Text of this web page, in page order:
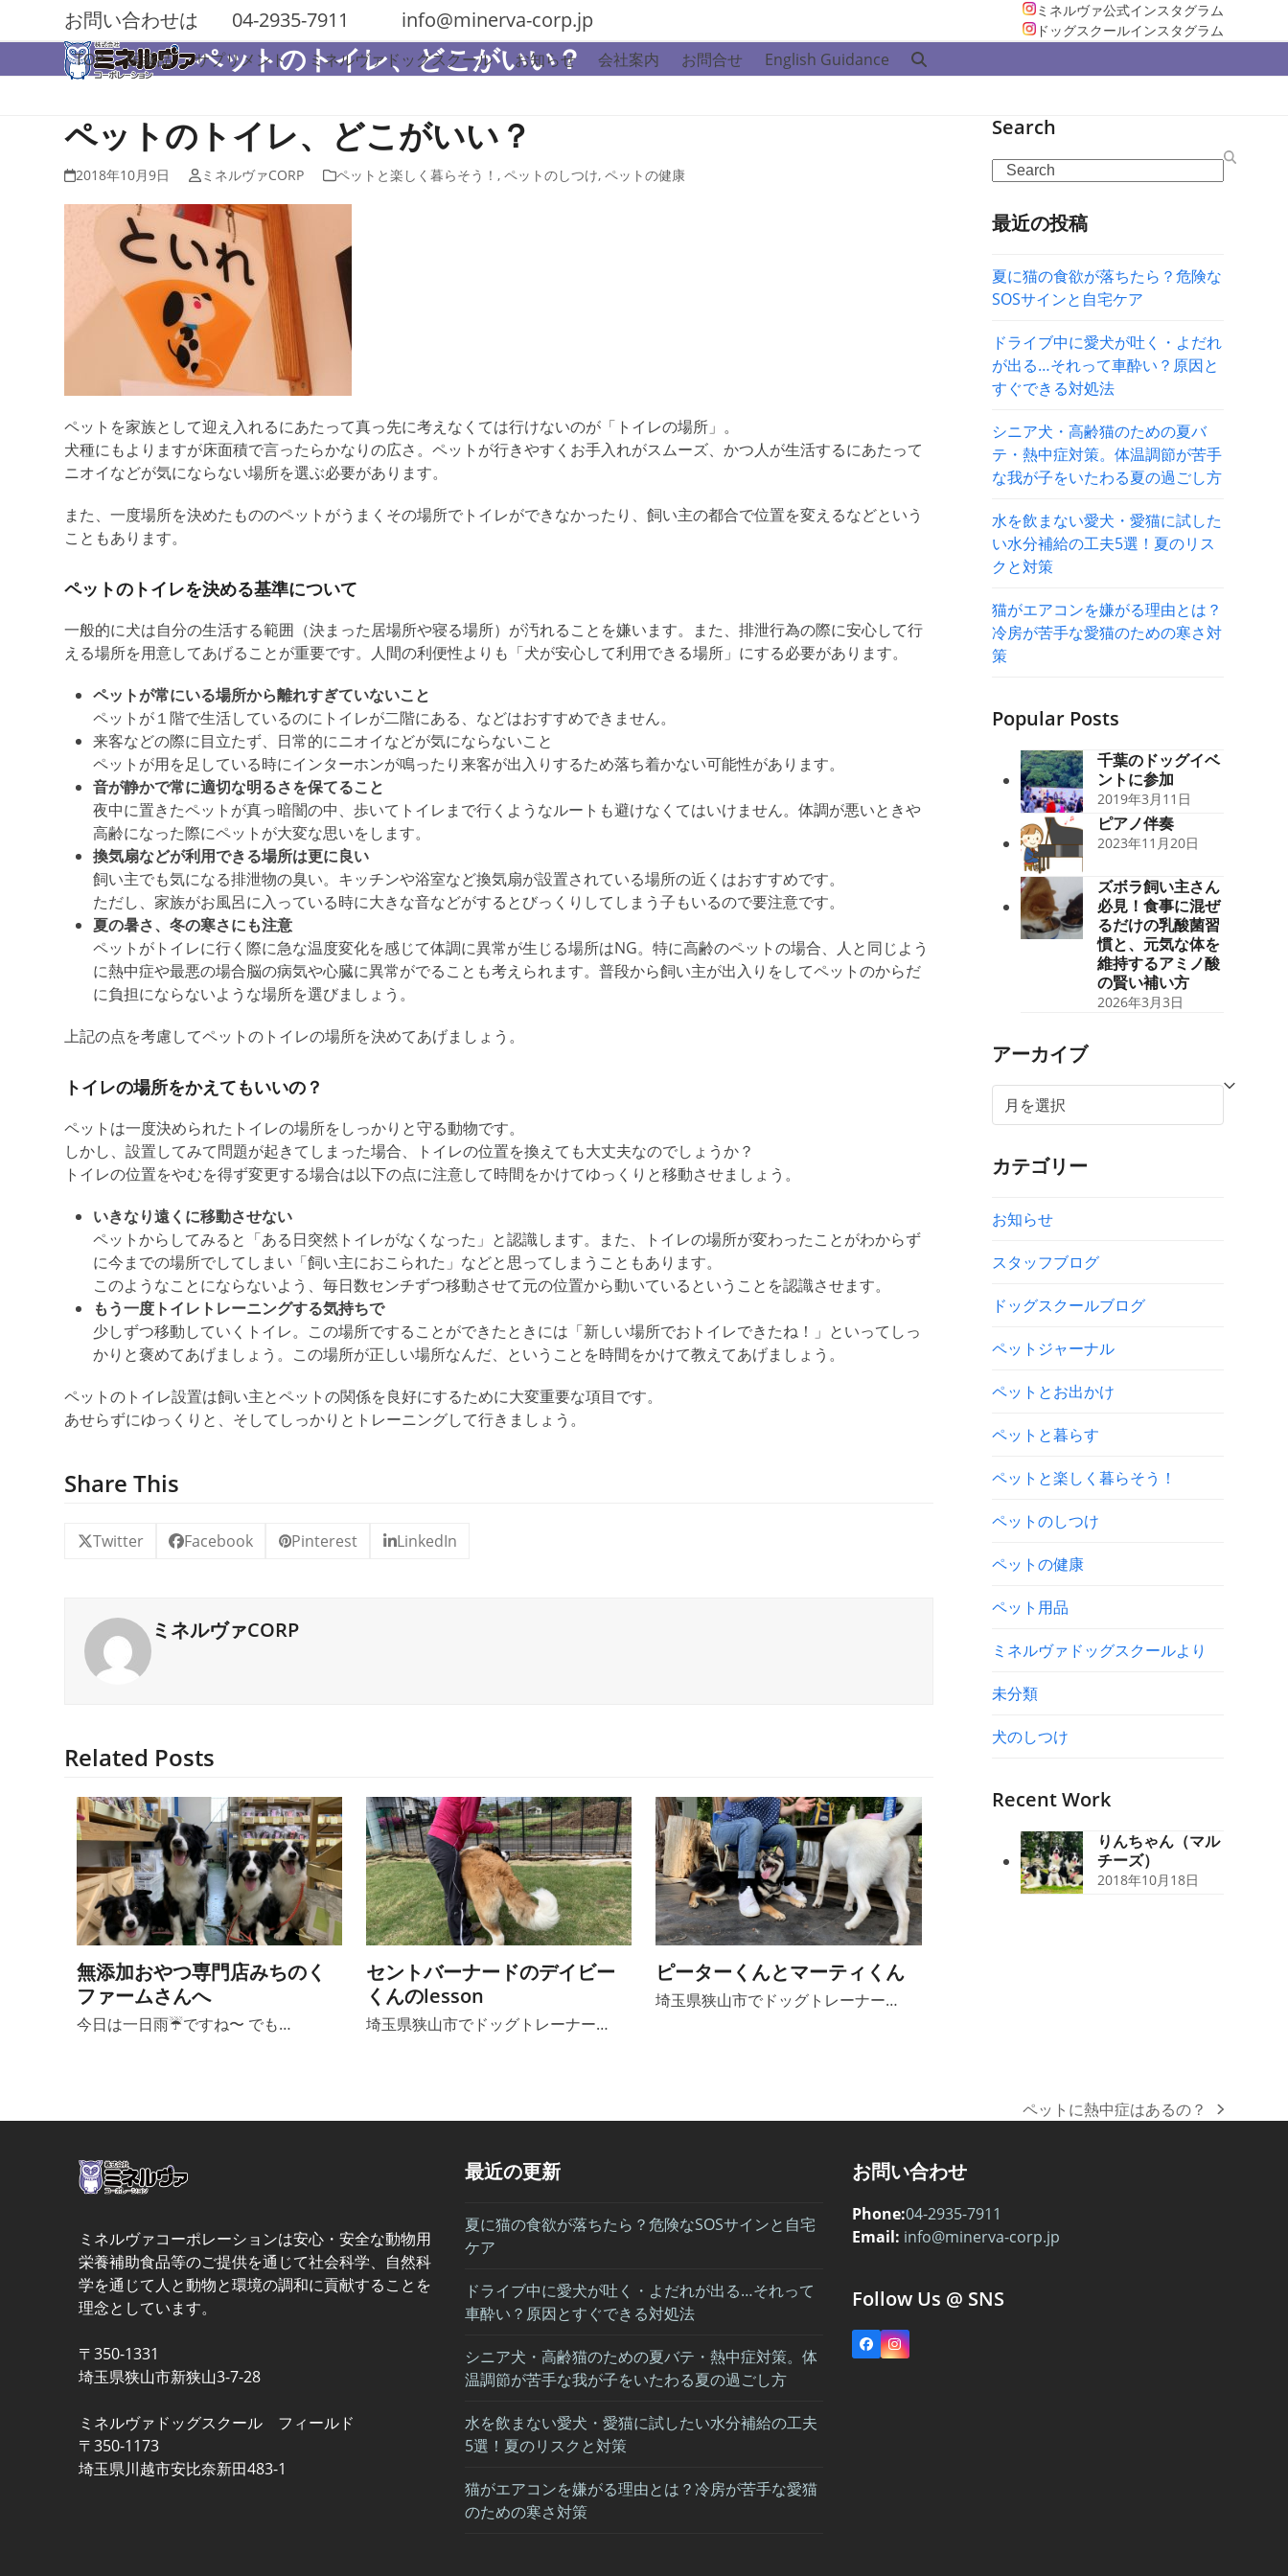
お問い合わせは 04-2935-7911 info@minerva-corp.jp
ミネルヴァ公式インスタグラム
ドッグスクールインスタグラム
TOP 医薬品 サプリメント ミネルヴァドッグスクール お知らせ 会社案内 お問合せ English Guidance
ペットのトイレ、どこがいい？
ペットのトイレ、どこがいい？
2018年10月9日 ミネルヴァCORP ペットと楽しく暮らそう！ , ペットのしつけ, ペットの健康
ペットを家族として迎え入れるにあたって真っ先に考えなくては行けないのが「トイレの場所」。
犬種にもよりますが床面積で言ったらかなりの広さ。ペットが行きやすくお手入れがスムーズ、かつ人が生活するにあたって
ニオイなどが気にならない場所を選ぶ必要があります。
また、一度場所を決めたもののペットがうまくその場所でトイレができなかったり、飼い主の都合で位置を変えるなどという
こともあります。
ペットのトイレを決める基準について
一般的に犬は自分の生活する範囲（決まった居場所や寝る場所）が汚れることを嫌います。また、排泄行為の際に安心して行
える場所を用意してあげることが重要です。人間の利便性よりも「犬が安心して利用できる場所」にする必要があります。
ペットが常にいる場所から離れすぎていないこと
ペットが１階で生活しているのにトイレが二階にある、などはおすすめできません。
来客などの際に目立たず、日常的にニオイなどが気にならないこと
ペットが用を足している時にインターホンが鳴ったり来客が出入りするため落ち着かない可能性があります。
音が静かで常に適切な明るさを保てること
夜中に置きたペットが真っ暗闇の中、歩いてトイレまで行くようなルートも避けなくてはいけません。体調が悪いときや
高齢になった際にペットが大変な思いをします。
換気扇などが利用できる場所は更に良い
飼い主でも気になる排泄物の臭い。キッチンや浴室など換気扇が設置されている場所の近くはおすすめです。
ただし、家族がお風呂に入っている時に大きな音などがするとびっくりしてしまう子もいるので要注意です。
夏の暑さ、冬の寒さにも注意
ペットがトイレに行く際に急な温度変化を感じて体調に異常が生じる場所はNG。特に高齢のペットの場合、人と同じよう
に熱中症や最悪の場合脳の病気や心臓に異常がでることも考えられます。普段から飼い主が出入りをしてペットのからだ
に負担にならないような場所を選びましょう。
上記の点を考慮してペットのトイレの場所を決めてあげましょう。
トイレの場所をかえてもいいの？
ペットは一度決められたトイレの場所をしっかりと守る動物です。
しかし、設置してみて問題が起きてしまった場合、トイレの位置を換えても大丈夫なのでしょうか？
トイレの位置をやむを得ず変更する場合は以下の点に注意して時間をかけてゆっくりと移動させましょう。
いきなり遠くに移動させない
ペットからしてみると「ある日突然トイレがなくなった」と認識します。また、トイレの場所が変わったことがわからず
に今までの場所でしてしまい「飼い主におこられた」などと思ってしまうこともあります。
このようなことにならないよう、毎日数センチずつ移動させて元の位置から動いているということを認識させます。
もう一度トイレトレーニングする気持ちで
少しずつ移動していくトイレ。この場所ですることができたときには「新しい場所でおトイレできたね！」といってしっ
かりと褒めてあげましょう。この場所が正しい場所なんだ、ということを時間をかけて教えてあげましょう。
ペットのトイレ設置は飼い主とペットの関係を良好にするために大変重要な項目です。
あせらずにゆっくりと、そしてしっかりとトレーニングして行きましょう。
Share This
Twitter Facebook Pinterest LinkedIn
ミネルヴァCORP
Related Posts
無添加おやつ専門店みちのく
ファームさんへ
今日は一日雨☔️ですね〜 でも…
セントバーナードのデイビー
くんのlesson
埼玉県狭山市でドッグトレーナー…
ピーターくんとマーティくん
埼玉県狭山市でドッグトレーナー…
Search
Search
最近の投稿
夏に猫の食欲が落ちたら？危険な
SOSサインと自宅ケア
ドライブ中に愛犬が吐く・よだれ
が出る…それって車酔い？原因と
すぐできる対処法
シニア犬・高齢猫のための夏バ
テ・熱中症対策。体温調節が苦手
な我が子をいたわる夏の過ごし方
水を飲まない愛犬・愛猫に試した
い水分補給の工夫5選！夏のリス
クと対策
猫がエアコンを嫌がる理由とは？
冷房が苦手な愛猫のための寒さ対
策
Popular Posts
千葉のドッグイベ
ントに参加
2019年3月11日
ピアノ伴奏
2023年11月20日
ズボラ飼い主さん
必見！食事に混ぜ
るだけの乳酸菌習
慣と、元気な体を
維持するアミノ酸
の賢い補い方
2026年3月3日
アーカイブ
ー
イ
カテゴリー
お知らせ
スタッフブログ
ドッグスクールブログ
ペットジャーナル
ペットとお出かけ
ペットと暮らす
ペットと楽しく暮らそう！
ペットのしつけ
ペットの健康
ペット用品
ミネルヴァドッグスクールより
未分類
犬のしつけ
Recent Work
りんちゃん（マル
チーズ）
2018年10月18日
next
ペットに熱中症はあるの？
ミネルヴァコーポレーションは安心・安全な動物用
栄養補助食品等のご提供を通じて社会科学、自然科
学を通じて人と動物と環境の調和に貢献することを
理念としています。
〒350-1331
埼玉県狭山市新狭山3-7-28
ミネルヴァドッグスクール フィールド
〒350-1173
埼玉県川越市安比奈新田483-1
最近の更新
夏に猫の食欲が落ちたら？危険なSOSサインと自宅
ケア
ドライブ中に愛犬が吐く・よだれが出る…それって
車酔い？原因とすぐできる対処法
シニア犬・高齢猫のための夏バテ・熱中症対策。体
温調節が苦手な我が子をいたわる夏の過ごし方
水を飲まない愛犬・愛猫に試したい水分補給の工夫
5選！夏のリスクと対策
猫がエアコンを嫌がる理由とは？冷房が苦手な愛猫
のための寒さ対策
お問い合わせ
Phone:04-2935-7911
Email: info@minerva-corp.jp
Follow Us @ SNS
FacebookInstagram